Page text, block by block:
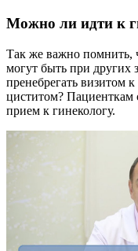
Можно ли идти к
Так же важно помнить,
могут быть при других
пренебрегать визитом
циститом? Пациенткам
прием к гинекологу.